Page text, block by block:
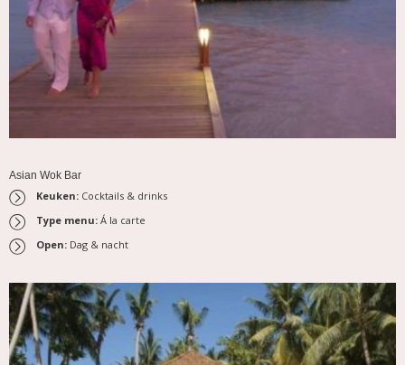
Asian Wok Bar
Keuken: Cocktails & drinks
Type menu: Á la carte
Open: Dag & nacht